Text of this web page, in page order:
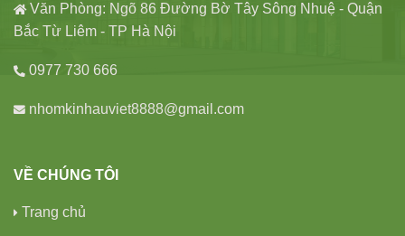
Văn Phòng: Ngõ 86 Đường Bờ Tây Sông Nhuệ - Quận
Bắc Từ Liêm - TP Hà Nội
0977 730 666
nhomkinhauviet8888@gmail.com
VỀ CHÚNG TÔI
Trang chủ